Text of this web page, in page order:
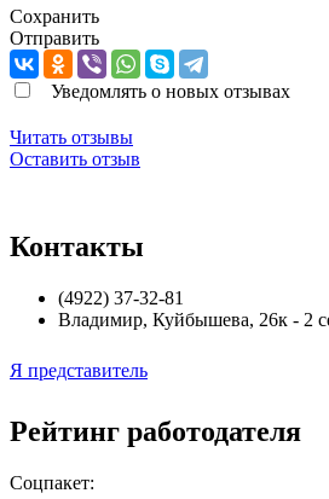
Сохранить
Отправить
Уведомлять о новых отзывах
Читать отзывы
Оставить отзыв
Контакты
(4922) 37-32-81
Владимир, Куйбышева, 26к - 2
Я представитель
Рейтинг работодателя
Соцпакет: